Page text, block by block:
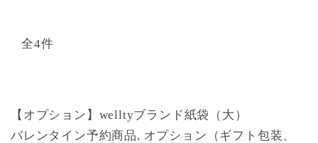
全4件
【オプション】welltyブランド紙袋（大）
バレンタイン予約商品, オプション（ギフト包装、